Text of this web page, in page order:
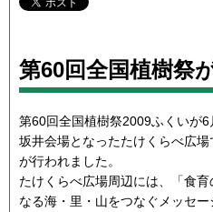
第60回全国植樹祭
第60回全国植樹祭2009ふくいが6
坂井会場となったたけくらべ広
が行われました。
たけくらべ広場周辺には、「食
なる海・里・山をつなぐメッセ